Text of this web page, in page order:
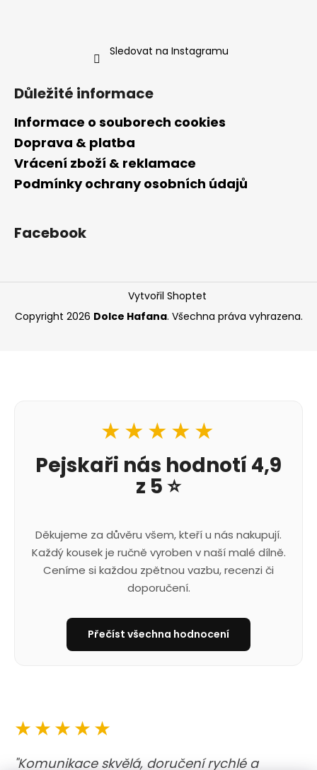
Sledovat na Instagramu
Důležité informace
Informace o souborech cookies
Doprava & platba
Vrácení zboží & reklamace
Podmínky ochrany osobních údajů
Facebook
Vytvořil Shoptet
Copyright 2026 Dolce Hafana. Všechna práva vyhrazena.
★★★★★
Pejskaři nás hodnotí 4,9
z 5 ⭐
Děkujeme za důvěru všem, kteří u nás nakupují.
Každý kousek je ručně vyroben v naší malé dílně.
Ceníme si každou zpětnou vazbu, recenzi či
doporučení.
Přečíst všechna hodnocení
★★★★★
"Komunikace skvělá, doručení rychlé a